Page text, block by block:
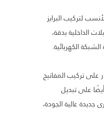
لتركيب البرايز
الداخلية بدقة،
الكهربائية.
تركيب المفاتيح
على تبديل
جديدة عالية الجودة،